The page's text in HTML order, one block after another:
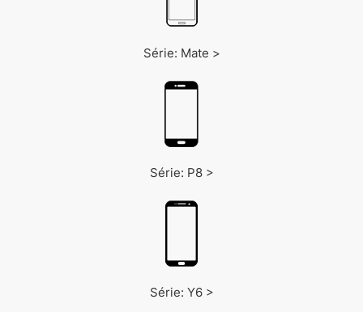
Série: Mate >
Série: P8 >
Série: Y6 >